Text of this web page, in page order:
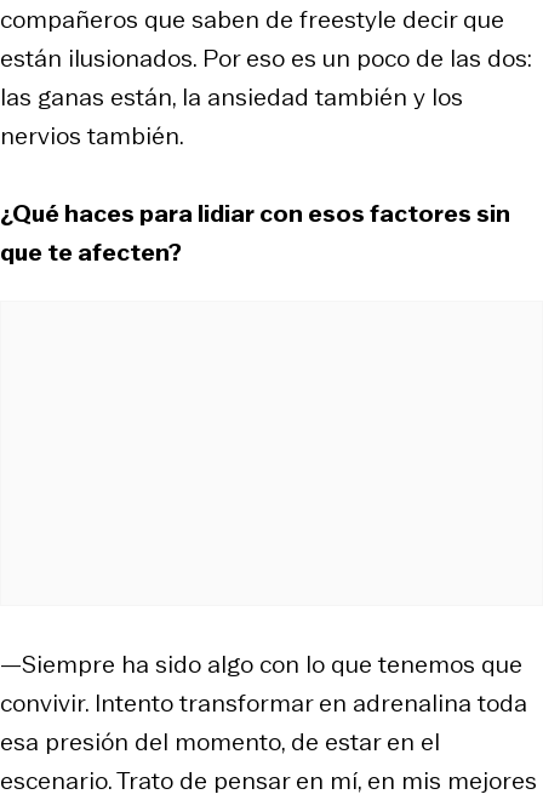
compañeros que saben de freestyle decir que
están ilusionados. Por eso es un poco de las dos:
las ganas están, la ansiedad también y los
nervios también.
¿Qué haces para lidiar con esos factores sin
que te afecten?
—Siempre ha sido algo con lo que tenemos que
convivir. Intento transformar en adrenalina toda
esa presión del momento, de estar en el
escenario. Trato de pensar en mí, en mis mejores